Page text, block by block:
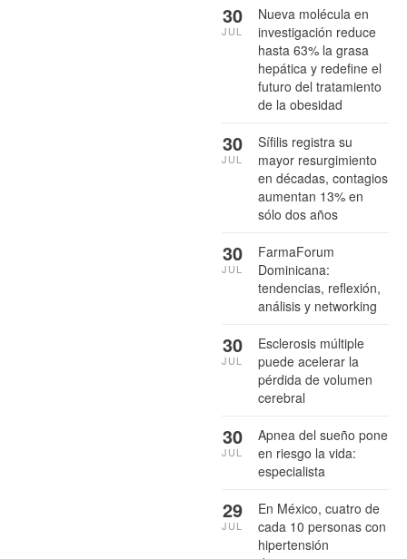
Nueva molécula en
investigación reduce
hasta 63% la grasa
hepática y redefine el
futuro del tratamiento
de la obesidad
30
JUL
Sífilis registra su
mayor resurgimiento
en décadas, contagios
aumentan 13% en
sólo dos años
30
JUL
FarmaForum
Dominicana:
tendencias, reflexión,
análisis y networking
30
JUL
Esclerosis múltiple
puede acelerar la
pérdida de volumen
cerebral
30
JUL
Apnea del sueño pone
en riesgo la vida:
especialista
30
JUL
En México, cuatro de
cada 10 personas con
hipertensión
29
JUL